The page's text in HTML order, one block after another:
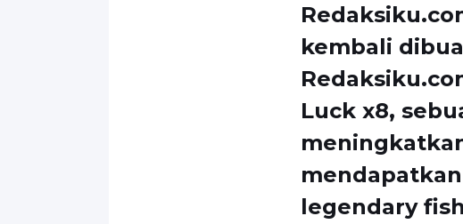
kembali
Luck x8,
legendary